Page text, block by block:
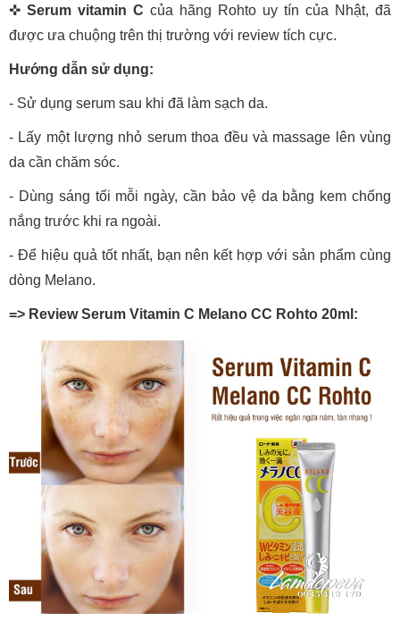
✜ Serum vitamin C của hãng Rohto uy tín của Nhật, đã
được ưa chuộng trên thị trường với review tích cực.
Hướng dẫn sử dụng:
- Sử dụng serum sau khi đã làm sạch da.
- Lấy một lượng nhỏ serum thoa đều và massage lên vùng
da cần chăm sóc.
- Dùng sáng tối mỗi ngày, cần bảo vệ da bằng kem chống
nắng trước khi ra ngoài.
- Để hiệu quả tốt nhất, bạn nên kết hợp với sản phẩm cùng
dòng Melano.
=> Review Serum Vitamin C Melano CC Rohto 20ml: